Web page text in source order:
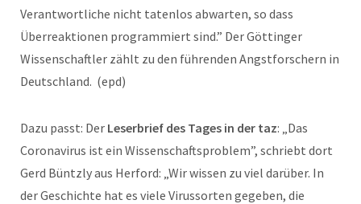
Verantwortliche nicht tatenlos abwarten, so dass
Überreaktionen programmiert sind.” Der Göttinger
Wissenschaftler zählt zu den führenden Angstforschern in
Deutschland. (epd)
Dazu passt: Der Leserbrief des Tages in der taz: „Das
Coronavirus ist ein Wis­sen­schafts­pro­blem”, schriebt dort
Gerd Büntzly aus Herford: „Wir wissen zu viel darüber. In
der Geschichte hat es viele Virussorten gegeben, die